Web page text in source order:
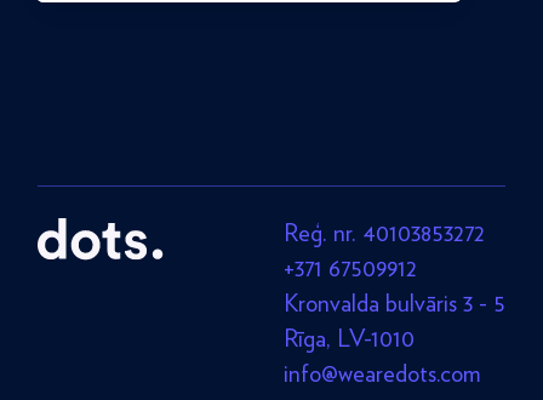
Reģ. nr. 40103853272
+371 67509912
Kronvalda bulvāris 3 - 5
Rīga, LV-1010
info@wearedots.com